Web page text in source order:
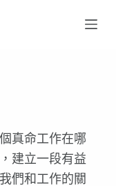
真命工作在哪
建立一段有益
們和工作的關